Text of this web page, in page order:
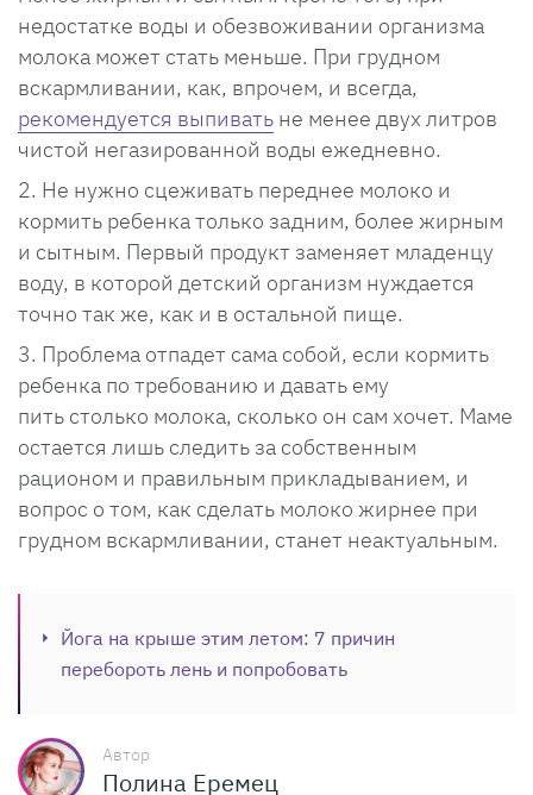
недостатке воды и обезвоживании организма
молока может стать меньше. При грудном
вскармливании, как, впрочем, и всегда,
рекомендуется выпивать не менее двух литров
чистой негазированной воды ежедневно.
Не нужно сцеживать переднее молоко и
кормить ребенка только задним, более жирным
и сытным. Первый продукт заменяет младенцу
воду, в которой детский организм нуждается
точно так же, как и в остальной пище.
Проблема отпадет сама собой, если кормить
ребенка по требованию и давать ему
пить столько молока, сколько он сам хочет. Маме
остается лишь следить за собственным
рационом и правильным прикладыванием, и
вопрос о том, как сделать молоко жирнее при
грудном вскармливании, станет неактуальным.
Йога на крыше этим летом: 7 причин
перебороть лень и попробовать
Автор
Полина Еремец